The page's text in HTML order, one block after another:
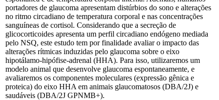
portadores de glaucoma apresentam distúrbios do sono e alterações
no ritmo circadiano de temperatura corporal e nas concentrações
sanguíneas de cortisol. Considerando que a secreção de
glicocorticoides apresenta um perfil circadiano endógeno mediada
pelo NSQ, este estudo tem por finalidade avaliar o impacto das
alterações rítmicas induzidas pelo glaucoma sobre o eixo
hipotálamo-hipófise-adrenal (HHA). Para isso, utilizaremos um
modelo animal que desenvolve glaucoma espontaneamente, e
avaliaremos os componentes moleculares (expressão gênica e
proteica) do eixo HHA em animais glaucomatosos (DBA/2J) e
saudáveis (DBA/2J GPNMB+).